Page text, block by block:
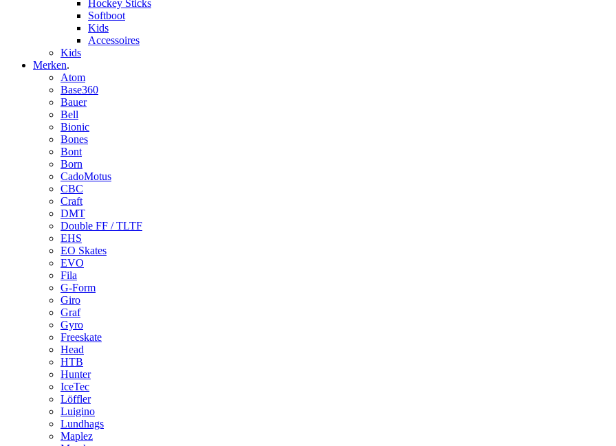
Hockey Sticks
Softboot
Kids
Accessoires
Kids
Merken.
Atom
Base360
Bauer
Bell
Bionic
Bones
Bont
Born
CadoMotus
CBC
Craft
DMT
Double FF / TLTF
EHS
EO Skates
EVO
Fila
G-Form
Giro
Graf
Gyro
Freeskate
Head
HTB
Hunter
IceTec
Löffler
Luigino
Lundhags
Maplez